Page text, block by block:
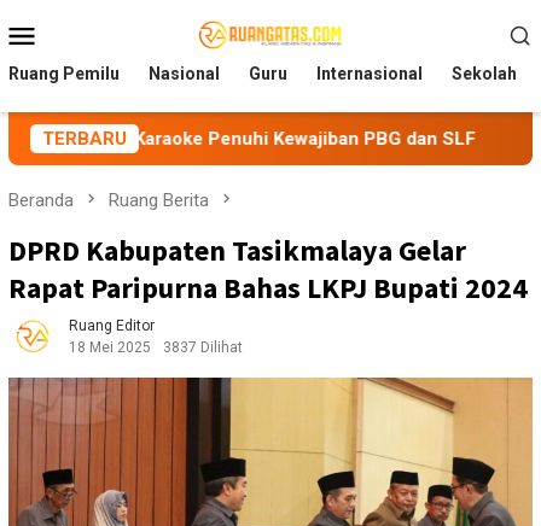
ke
kontenMobile
Ruang Pemilu Nasional Guru Internasional Sekolah
TERBARU
Penuhi Kewajiban PBG dan SLF BEM
Beranda Ruang Berita
DPRD Kabupaten Tasikmalaya Gelar
Rapat Paripurna Bahas LKPJ Bupati 2024
Ruang Editor
18 Mei 2025
3837 Dilihat